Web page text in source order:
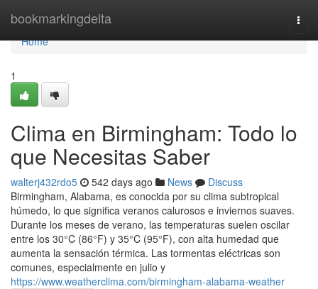
bookmarkingdelta
Home
Home
1
Clima en Birmingham: Todo lo
que Necesitas Saber
walterj432rdo5 542 days ago News
Discuss
Birmingham, Alabama, es conocida por su clima subtropical
húmedo, lo que significa veranos calurosos e inviernos suaves.
Durante los meses de verano, las temperaturas suelen oscilar
entre los 30°C (86°F) y 35°C (95°F), con alta humedad que
aumenta la sensación térmica. Las tormentas eléctricas son
comunes, especialmente en julio y
https://www.weatherclima.com/birmingham-alabama-weather